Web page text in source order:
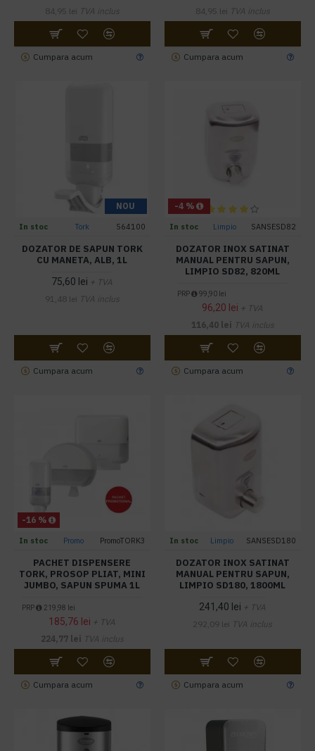
84,95 lei TVA inclus
Cumpara acum
84,95 lei TVA inclus
Cumpara acum
NOU
In stoc Tork 564100
DOZATOR DE SAPUN TORK
CU MANETA, ALB, 1L
75,60 lei + TVA
91,48 lei TVA inclus
Cumpara acum
-4 %
In stoc Limpio SANSESD82
DOZATOR INOX SATINAT
MANUAL PENTRU SAPUN,
LIMPIO SD82, 820ML
PRP 99,90 lei
96,20 lei + TVA
116,40 lei TVA inclus
Cumpara acum
-16 %
In stoc Promo PromoTORK3
PACHET DISPENSERE
TORK, PROSOP PLIAT, MINI
JUMBO, SAPUN SPUMA 1L
PRP 219,98 lei
185,76 lei + TVA
224,77 lei TVA inclus
Cumpara acum
In stoc Limpio SANSESD180
DOZATOR INOX SATINAT
MANUAL PENTRU SAPUN,
LIMPIO SD180, 1800ML
241,40 lei + TVA
292,09 lei TVA inclus
Cumpara acum